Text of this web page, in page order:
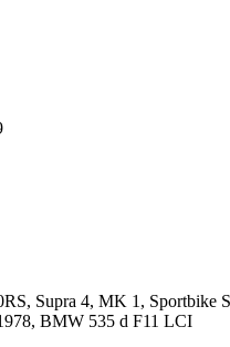
Supra 4, MK 1, Sportbike
BMW 535 d F11 LCI